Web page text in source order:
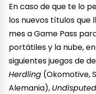
En caso de que te lo
los nuevos títulos que
mes a Game Pass
portátiles y la nube,
siguientes juegos de
Herdling (Okomotive,
Alemania), Undisputed